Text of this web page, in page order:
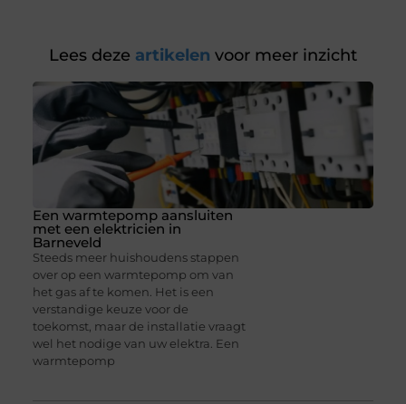
Lees deze artikelen voor meer inzicht
Een warmtepomp aansluiten
met een elektricien in
Barneveld
Steeds meer huishoudens stappen
over op een warmtepomp om van
het gas af te komen. Het is een
verstandige keuze voor de
toekomst, maar de installatie vraagt
wel het nodige van uw elektra. Een
warmtepomp